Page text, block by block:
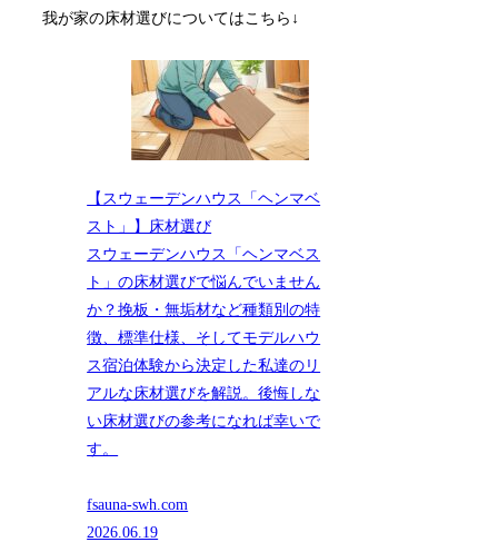
我が家の床材選びについてはこちら↓
【スウェーデンハウス「ヘンマベ
スト」】床材選び
スウェーデンハウス「ヘンマベス
ト」の床材選びで悩んでいません
か？挽板・無垢材など種類別の特
徴、標準仕様、そしてモデルハウ
ス宿泊体験から決定した私達のリ
アルな床材選びを解説。後悔しな
い床材選びの参考になれば幸いで
す。
fsauna-swh.com
2026.06.19